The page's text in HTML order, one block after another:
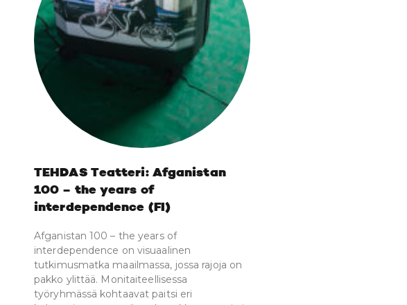
TEHDAS Teatteri: Afganistan
100 – the years of
interdependence (FI)
Afganistan 100 – the years of
interdependence on visuaalinen
tutkimusmatka maailmassa, jossa rajoja on
pakko ylittää. Monitaiteellisessa
työryhmässä kohtaavat paitsi eri